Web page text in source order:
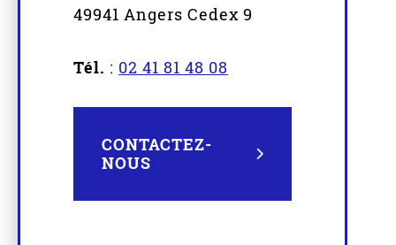
49941 Angers Cedex 9
Tél. : 02 41 81 48 08
CONTACTEZ-
NOUS